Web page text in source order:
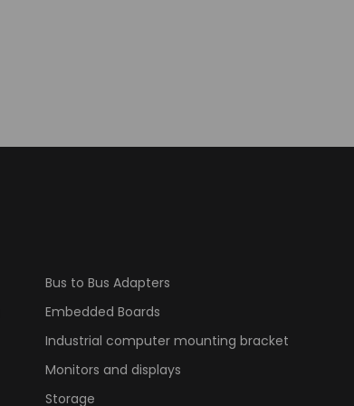
Bus to Bus Adapters
Embedded Boards
Industrial computer mounting bracket
Monitors and displays
Storage